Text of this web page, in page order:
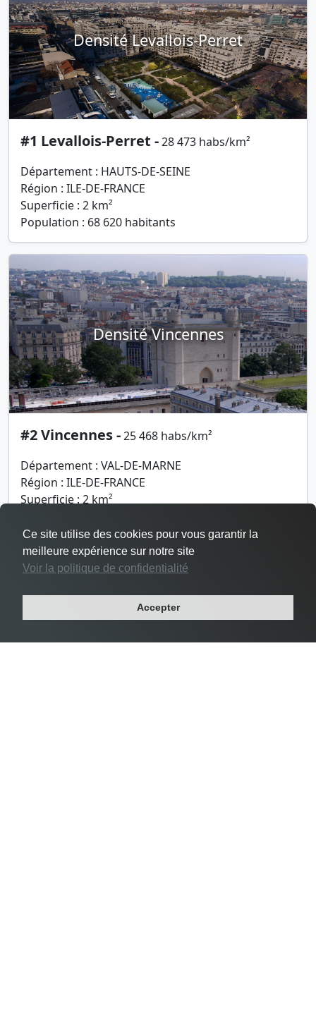
Densité Levallois-Perret
#1 Levallois-Perret -28 473 habs/km²
Département : HAUTS-DE-SEINE
Région : ILE-DE-FRANCE
Superficie : 2 km²
Population : 68 620 habitants
Densité Vincennes
#2 Vincennes -25 468 habs/km²
Département : VAL-DE-MARNE
Région : ILE-DE-FRANCE
Superficie : 2 km²
Ce site utilise des cookies pour vous garantir la
meilleure expérience sur notre site
Voir la politique de confidentialité
Accepter